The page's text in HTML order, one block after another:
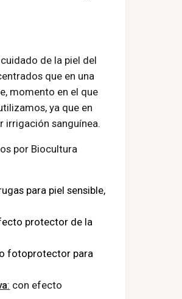
de la piel del
que en una
momento en el que
ya que en
irrigación sanguínea.
por Biocultura
para piel sensible,
protector de la
fotoprotector para
: con efecto